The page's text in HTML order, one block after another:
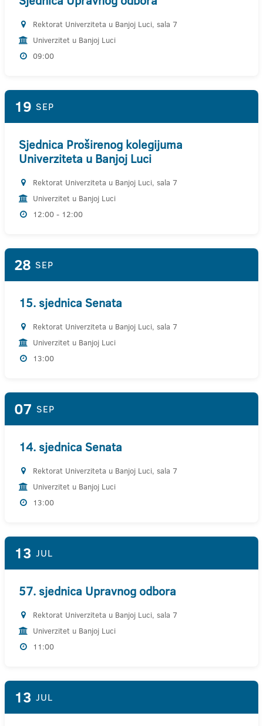
Rektorat Univerziteta u Banjoj Luci, sala 7
Univerzitet u Banjoj Luci
09:00
19 SEP
Sjednica Proširenog kolegijuma
Univerziteta u Banjoj Luci
Rektorat Univerziteta u Banjoj Luci, sala 7
Univerzitet u Banjoj Luci
12:00 - 12:00
28 SEP
15. sjednica Senata
Rektorat Univerziteta u Banjoj Luci, sala 7
Univerzitet u Banjoj Luci
13:00
07 SEP
14. sjednica Senata
Rektorat Univerziteta u Banjoj Luci, sala 7
Univerzitet u Banjoj Luci
13:00
13 JUL
57. sjednica Upravnog odbora
Rektorat Univerziteta u Banjoj Luci, sala 7
Univerzitet u Banjoj Luci
11:00
13 JUL